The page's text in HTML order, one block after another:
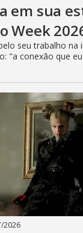
em sua
Week
seu trabalho na
"a conexão que
2026